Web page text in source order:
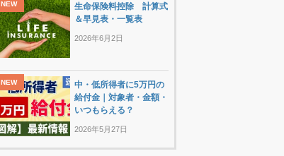
生命保険料控除 計算式
＆早見表・一覧表
2026年6月2日
中・低所得者に5万円の
給付金｜対象者・金額・
いつもらえる？
2026年5月27日